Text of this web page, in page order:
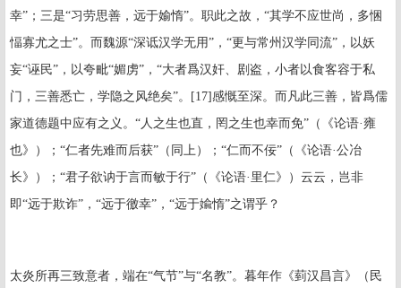
幸”；三是“习劳思善，远于媮惰”。职此之故，“其学不应世尚，多悃
愊寡尤之士”。而魏源“深诋汉学无用”，“更与常州汉学同流”，以妖
妄“诬民”，以夸毗“媚虏”，“大者爲汉奸、剧盗，小者以食客容于私
门，三善悉亡，学隐之风绝矣”。
[17]感慨至深。而凡此三善，皆爲儒
家道德题中应有之义。“人之生也直，罔之生也幸而免”（《论语·雍
也》）；“仁者先难而后获”（同上）；“仁而不佞”（《论语·公冶
长》）；“君子欲讷于言而敏于行”（《论语·里仁》）云云，岂非
即“远于欺诈”，“远于徼幸”，“远于婾惰”之谓乎？
太炎所再三致意者，端在“气节”与“名教”。暮年作《菿汉昌言》（民